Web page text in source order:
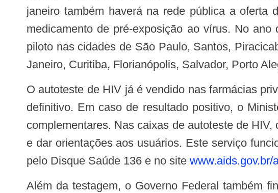
janeiro também haverá na rede pública a oferta
medicamento de pré-exposição ao vírus. No
piloto nas cidades de São Paulo, Santos,
Janeiro, Curitiba, Florianópolis, Salvador, Porto
O autoteste de HIV já é vendido nas farmácias privadas do país, mas os resultados não podem ser utilizados para o diagnóstico
definitivo. Em caso de resultado positivo, o
complementares. Nas caixas de autoteste de
e dar orientações aos usuários. Este serviço
pelo Disque Saúde 136 e no site www.aids.gov.br/
Além da testagem, o Governo Federal também financia o tratamento para o HIV/aids no país. Desde 2013, os medicamentos